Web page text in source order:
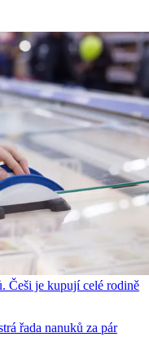
Češi je kupují celé rodině
řada nanuků za pár